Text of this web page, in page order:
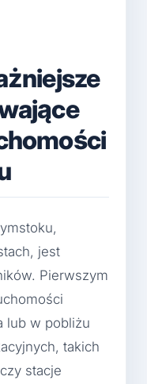
jest
Pierwszym
lub w pobliżu
takich
stacje